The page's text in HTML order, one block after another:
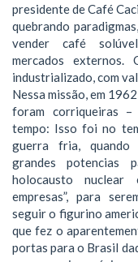
presidente de Café
quebrando
vender café
mercados externos.
industrializado, com
Nessa missão, em
foram corriqueiras
tempo: Isso foi no
guerra fria,
grandes potencias
holocausto
empresas”, para
seguir o figurino
que fez o
portas para o Brasil